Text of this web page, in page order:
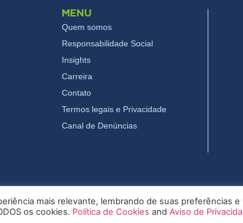
MENU
Quem somos
Responsabilidade Social
Insights
Carreira
Contato
Termos legais e Privacidade
Canal de Denúncias
© 2026 Pryor - Todos os direitos reservados
mais relevante, lembrando de suas preferências e
os cookies. Política de Cookies and Aviso de